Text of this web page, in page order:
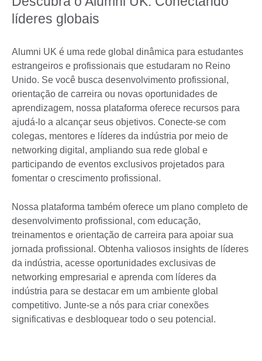
líderes globais
Alumni UK é uma rede global dinâmica para estudantes
estrangeiros e profissionais que estudaram no Reino
Unido. Se você busca desenvolvimento profissional,
orientação de carreira ou novas oportunidades de
aprendizagem, nossa plataforma oferece recursos para
ajudá-lo a alcançar seus objetivos. Conecte-se com
colegas, mentores e líderes da indústria por meio de
networking digital, ampliando sua rede global e
participando de eventos exclusivos projetados para
fomentar o crescimento profissional.
Nossa plataforma também oferece um plano completo de
desenvolvimento profissional, com educação,
treinamentos e orientação de carreira para apoiar sua
jornada profissional. Obtenha valiosos insights de líderes
da indústria, acesse oportunidades exclusivas de
networking empresarial e aprenda com líderes da
indústria para se destacar em um ambiente global
competitivo. Junte-se a nós para criar conexões
significativas e desbloquear todo o seu potencial.